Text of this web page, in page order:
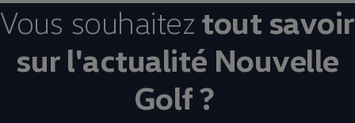
Vous souhaitez tout savoir
sur l'actualité Nouvelle
Golf ?